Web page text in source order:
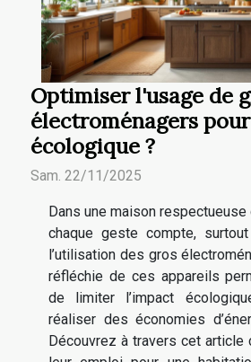
Optimiser l'usage de
électroménagers
écologique ?
Sam. 22/11/2025
Dans une maison respectueuse
chaque geste compte,
l’utilisation des gros
réfléchie de ces appareils
de limiter l’impact
réaliser des économies
Découvrez à travers cet